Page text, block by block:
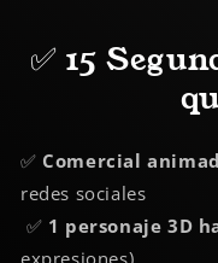
✅ 15
✅ Comercial
redes sociales
✅ 1 personaje 3D
expresiones)